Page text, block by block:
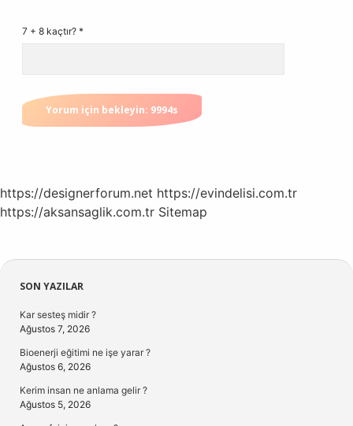
7 + 8 kaçtır? *
https://designerforum.net https://evindelisi.com.tr
https://aksansaglik.com.tr Sitemap
Sidebar
SON YAZILAR
Kar sesteş midir ?
Ağustos 7, 2026
Bioenerji eğitimi ne işe yarar ?
Ağustos 6, 2026
Kerim insan ne anlama gelir ?
Ağustos 5, 2026